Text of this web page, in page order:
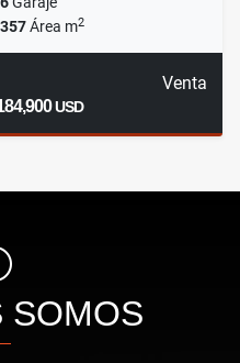
357Área m2
Venta
USD
SOMOS